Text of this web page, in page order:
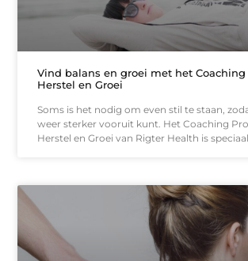
Vind balans en groei met het Coaching
Herstel en Groei
Soms is het nodig om even stil te staan,
weer sterker vooruit kunt. Het Coaching
Herstel en Groei van Rigter Health is speciaal